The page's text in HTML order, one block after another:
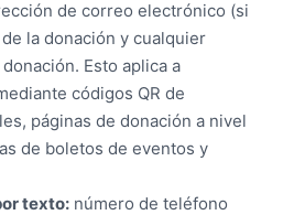
de correo electrónico (si
la donación y cualquier
Esto aplica a
códigos QR de
páginas de donación a nivel
de boletos de eventos y
texto: número de teléfono